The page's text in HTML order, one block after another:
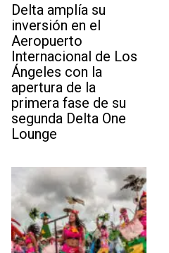
Delta amplía su
inversión en el
Aeropuerto
Internacional de Los
Ángeles con la
apertura de la
primera fase de su
segunda Delta One
Lounge